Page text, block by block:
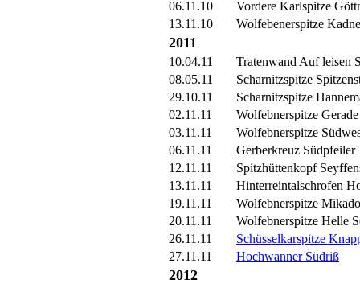
06.11.10
Vordere Karlspitze
13.11.10
Wolfebenerspitze
2011
10.04.11
Tratenwand Auf leisen
08.05.11
Scharnitzspitze
29.10.11
Scharnitzspitze
02.11.11
Wolfebnerspitze
03.11.11
Wolfebnerspitze
06.11.11
Gerberkreuz Südpfeiler
12.11.11
Spitzhüttenkopf
13.11.11
Hinterreintalschrofen
19.11.11
Wolfebnerspitze Mikado
20.11.11
Wolfebnerspitze Helle
26.11.11
Schüsselkarspitze
27.11.11
Hochwanner Südriß
2012